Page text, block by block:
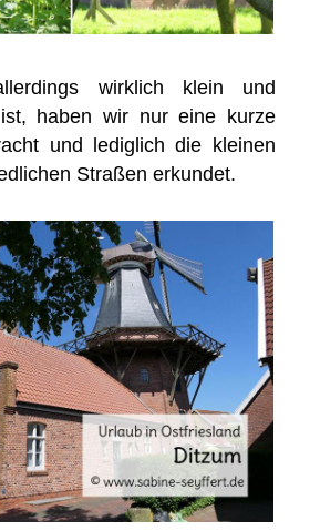
wirklich klein und
haben wir nur eine kurze
und lediglich die kleinen
Straßen erkundet.